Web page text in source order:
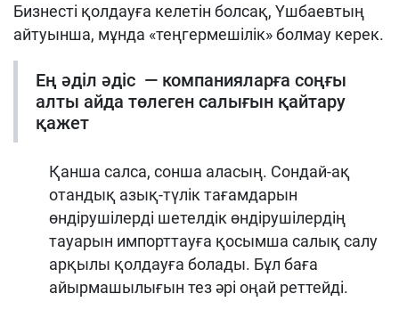
Бизнесті қолдауға келетін болсақ, Үшбаевтың
айтуынша, мұнда «теңгермешілік» болмау керек.
Ең әділ әдіс — компанияларға соңғы
алты айда төлеген салығын қайтару
қажет
Қанша салса, сонша аласың. Сондай-ақ
отандық азық-түлік тағамдарын
өндірушілерді шетелдік өндірушілердің
тауарын импорттауға қосымша салық салу
арқылы қолдауға болады. Бұл баға
айырмашылығын тез әрі оңай реттейді.